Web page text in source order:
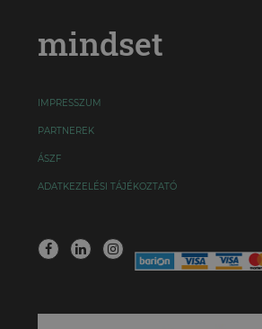
mindset
IMPRESSZUM
PARTNEREK
ÁSZF
ADATKEZELÉSI TÁJÉKOZTATÓ